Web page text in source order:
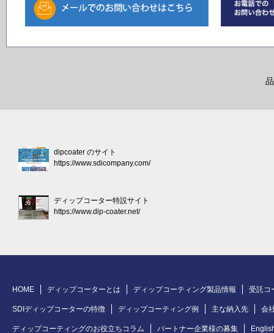
dipcoater のサイト
https://www.sdicompany.com/
ディップコーター特設サイト
https://www.dip-coater.net/
HOME ディップコーターとは ディップコーティング製品情報 受託コ
SDIディップコーターの特徴 ディップコーティング例 主な納入先 会
ディップコーティングのお役立ちコラム パートナー企業様の募集